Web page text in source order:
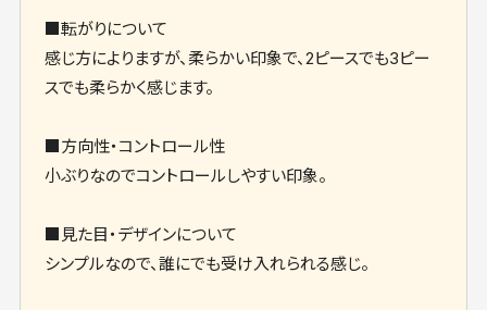
■転がりについて
感じ方によりますが、柔らかい印象で、2ピースでも3ピー
スでも柔らかく感じます。
■方向性・コントロール性
小ぶりなのでコントロールしやすい印象。
■見た目・デザインについて
シンプルなので、誰にでも受け入れられる感じ。